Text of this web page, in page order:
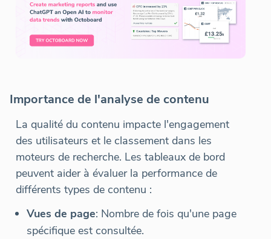
Importance de l'analyse de contenu
La qualité du contenu impacte l'engagement
des utilisateurs et le classement dans les
moteurs de recherche. Les tableaux de bord
peuvent aider à évaluer la performance de
différents types de contenu :
Vues de page: Nombre de fois qu'une page
spécifique est consultée.